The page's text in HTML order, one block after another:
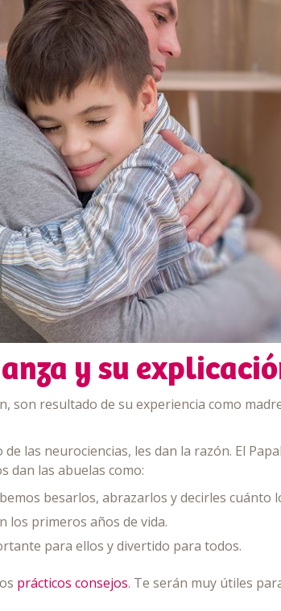
y su
son resultado de su experiencia como
las neurociencias, les dan la razón. El
dan las abuelas como:
besarlos, abrazarlos y decirles cuánto
los primeros años de vida.
para ellos y divertido para todos.
prácticos consejos. Te serán muy útiles